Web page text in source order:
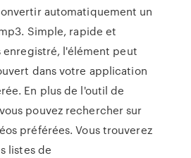
automatiquement un
Simple, rapide et
l'élément peut
dans votre application
En plus de l'outil de
pouvez rechercher sur
préférées. Vous trouverez
listes de